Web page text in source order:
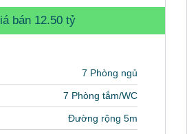
bán 12.50 tỷ
7 Phòng ngủ
7 Phòng tắm/WC
Đường rộng 5m